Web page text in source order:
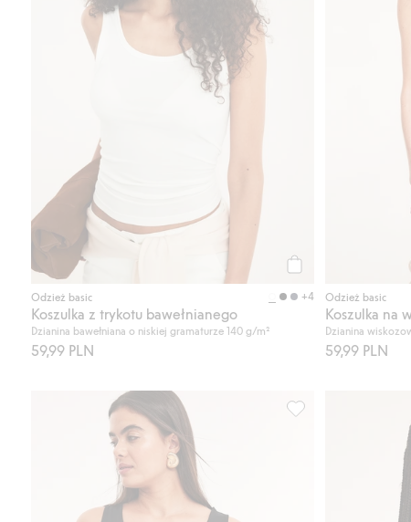
Odzież basic +4
Koszulka z trykotu bawełnianego
Dzianina bawełniana o niskiej gramaturze 140 g/m²
59,99 PLN
Odzież basic
Koszulka na
Dzianina
59,99 PLN
Koszulka z trykotu